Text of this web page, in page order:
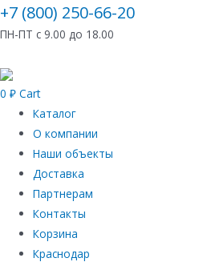
+7 (800) 250-66-20
ПН-ПТ с 9.00 до 18.00
0 ₽ Cart
Каталог
О компании
Наши объекты
Доставка
Партнерам
Контакты
Корзина
Краснодар